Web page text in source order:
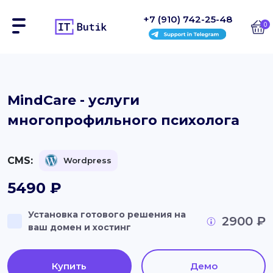
Сайты
Интернет-магазины
Блог
Контакты
+7 (910) 742-25-48 0
MindCare - услуги
многопрофильного психолога
CMS: Wordpress
5490 ₽
Установка готового решения на
ваш домен и хостинг
2900 ₽
Купить Демо